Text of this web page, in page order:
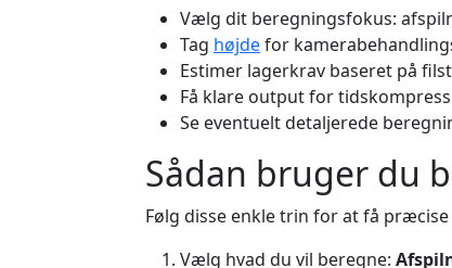
Vælg dit beregningsfokus:
Tag højdefor
Estimer lagerkrav baseret på
Få klare output for
Se eventuelt detaljerede
Sådan bruger du
Følg disse enkle trin for at få
Vælg hvad du vil beregne: